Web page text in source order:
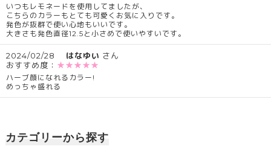
いつもレモネードを使用してましたが、
こちらのカラーもとても可愛くお気に入りです。
発色が抜群で使い心地もいいです。
大きさも発色直径12.5と小さめで使いやすいです。
2024/02/28 はなゆい さん
おすすめ度： ★★★★★
ハーブ顔になれるカラー!
めっちゃ盛れる
カテゴリーから探す